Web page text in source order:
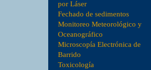
por Láser
Fechado de sedimentos
Monitoreo Meteorológico y
Oceanográfico
Microscopía Electrónica de
Barrido
Toxicología